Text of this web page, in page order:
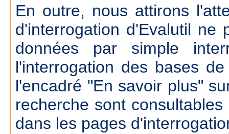
En outre, nous attirons
d'interrogation d'Evalutil ne
données par simple
l'interrogation des bases
l'encadré "En savoir plus"
recherche sont
dans les pages